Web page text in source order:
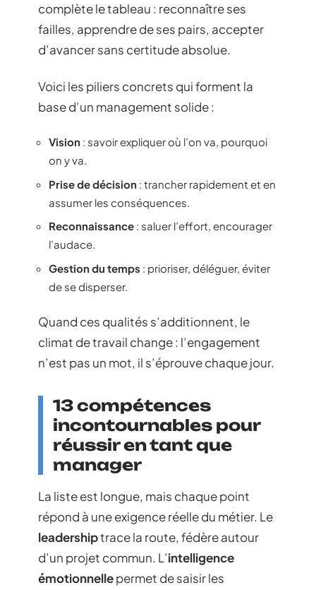
complète le tableau : reconnaître ses
failles, apprendre de ses pairs, accepter
d’avancer sans certitude absolue.
Voici les piliers concrets qui forment la
base d’un management solide :
Vision : savoir expliquer où l’on va, pourquoi
on y va.
Prise de décision : trancher rapidement et en
assumer les conséquences.
Reconnaissance : saluer l’effort, encourager
l’audace.
Gestion du temps : prioriser, déléguer, éviter
de se disperser.
Quand ces qualités s’additionnent, le
climat de travail change : l’engagement
n’est pas un mot, il s’éprouve chaque jour.
13 compétences
incontournables pour
réussir en tant que
manager
La liste est longue, mais chaque point
répond à une exigence réelle du métier. Le
leadershiptrace la route, fédère autour
d’un projet commun. L’intelligence
émotionnellepermet de saisir les